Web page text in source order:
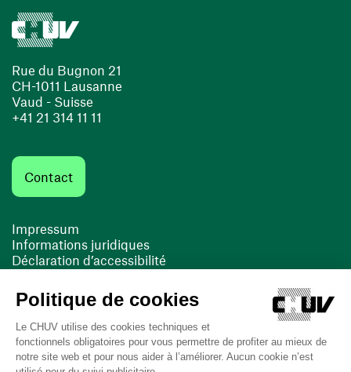
Rue du Bugnon 21
CH-1011 Lausanne
Vaud - Suisse
+41 21 314 11 11
Contact
Impressum
Informations juridiques
Déclaration d’accessibilité
Cookies
(ouvre une nouvelle fenêtre)